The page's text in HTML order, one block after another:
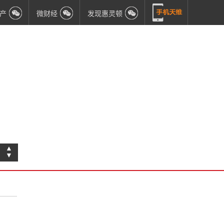
微财经 发现惠灵顿
▲
▼